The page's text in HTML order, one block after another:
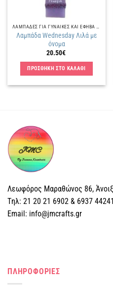
Λαμπάδα Wednesday Λιλά με
όνομα
20.50€
ΠΡΟΣΘΗΚΗ ΣΤΟ ΚΑΛΑΘΙ
Λεωφόρος Μαραθώνος 86,
Tηλ: 21 20 21 6902 & 6937
Email: info@jmcrafts.gr
ΠΛΗΡΟΦΟΡΙΕΣ